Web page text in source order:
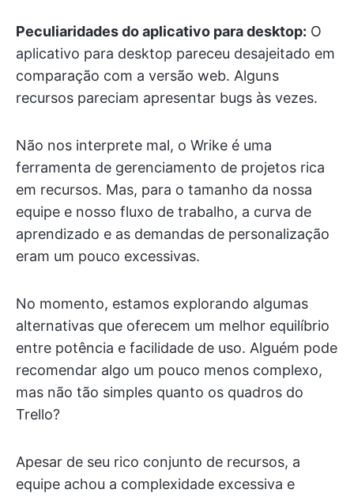
Peculiaridades do aplicativo para desktop: O
aplicativo para desktop pareceu desajeitado em
comparação com a versão web. Alguns
recursos pareciam apresentar bugs às vezes.
Não nos interprete mal, o Wrike é uma
ferramenta de gerenciamento de projetos rica
em recursos. Mas, para o tamanho da nossa
equipe e nosso fluxo de trabalho, a curva de
aprendizado e as demandas de personalização
eram um pouco excessivas.
No momento, estamos explorando algumas
alternativas que oferecem um melhor equilíbrio
entre potência e facilidade de uso. Alguém pode
recomendar algo um pouco menos complexo,
mas não tão simples quanto os quadros do
Trello?
Apesar de seu rico conjunto de recursos, a
equipe achou a complexidade excessiva e